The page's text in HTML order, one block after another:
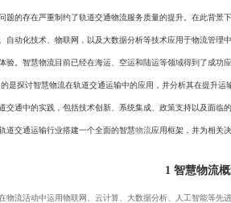
题的存在严重制约了轨道交通物流服务质量的提升。在此背景
自动化技术、物联网，以及大数据分析等技术应用于物流管理
验。智慧物流目前已经在海运、空运和陆运等领域得到了成功
的是探讨智慧物流在轨道交通运输中的应用，并分析其在提升
交通中的实践，包括技术创新、系统集成、政策支持以及面临
道交通运输行业搭建一个全面的智慧物流应用框架，并为相关
1 智慧物流
物流活动中运用物联网、云计算、大数据分析、人工智能等先